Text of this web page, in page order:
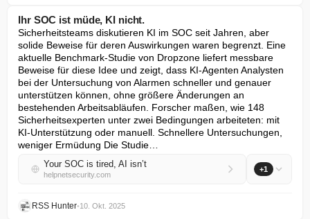
Ihr SOC ist müde, KI nicht.
Sicherheitsteams diskutieren KI im SOC seit Jahren, aber
solide Beweise für deren Auswirkungen waren begrenzt. Eine
aktuelle Benchmark-Studie von Dropzone liefert messbare
Beweise für diese Idee und zeigt, dass KI-Agenten Analysten
bei der Untersuchung von Alarmen schneller und genauer
unterstützen können, ohne größere Änderungen an
bestehenden Arbeitsabläufen. Forscher maßen, wie 148
Sicherheitsexperten unter zwei Bedingungen arbeiteten: mit
KI-Unterstützung oder manuell. Schnellere Untersuchungen,
weniger Ermüdung Die Studie…
Your SOC is tired, AI isn’t
helpnetsecurity.com
+1
RSS Hunter•10. Okt. 2025